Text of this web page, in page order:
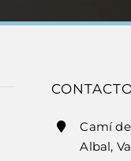
Camí
Albal,